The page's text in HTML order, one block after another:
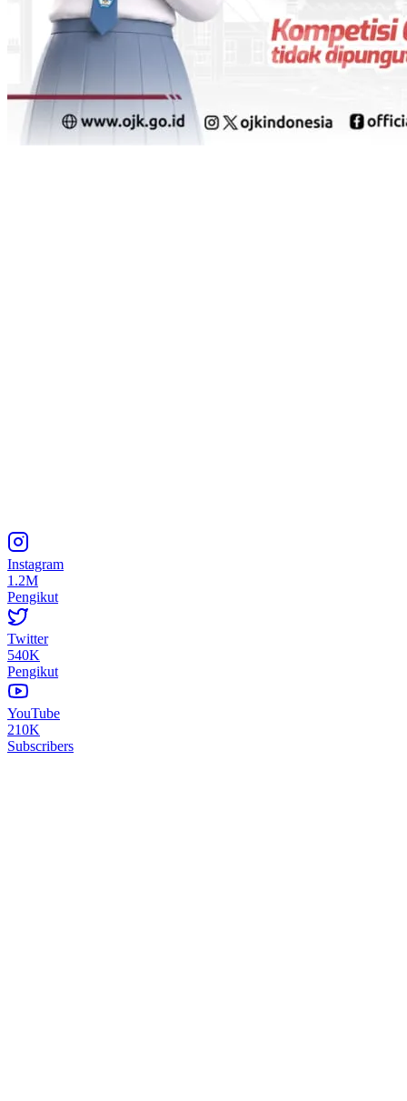
Instagram
1.2M
Pengikut
Twitter
540K
Pengikut
YouTube
210K
Subscribers